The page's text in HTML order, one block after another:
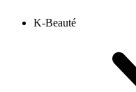
K-Beauté